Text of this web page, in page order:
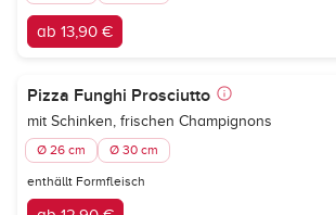
ab 13,90 €
Pizza Funghi Prosciutto
mit Schinken, frischen Champignons
Ø 26 cm Ø 30 cm
enthällt Formfleisch